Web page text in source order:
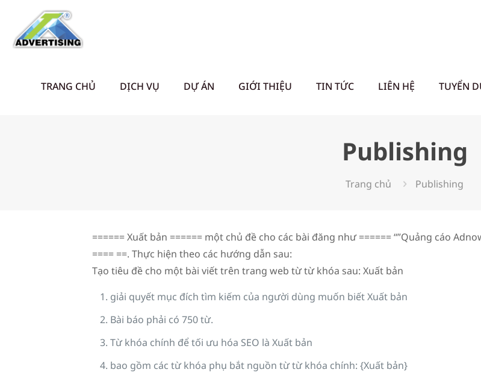
TRANG CHỦ DỊCH VỤ DỰ ÁN GIỚI THIỆU TIN TỨC LIÊN HỆ TUYỂN
Publishing
Trang chủ Publishing
====== Xuất bản ====== một chủ đề cho các bài đăng như ====== “”Quảng cáo
==== ==. Thực hiện theo các hướng dẫn sau:
Tạo tiêu đề cho một bài viết trên trang web từ từ khóa sau: Xuất bản
giải quyết mục đích tìm kiếm của người dùng muốn biết Xuất bản
Bài báo phải có 750 từ.
Từ khóa chính để tối ưu hóa SEO là Xuất bản
bao gồm các từ khóa phụ bắt nguồn từ từ khóa chính: {Xuất bản}